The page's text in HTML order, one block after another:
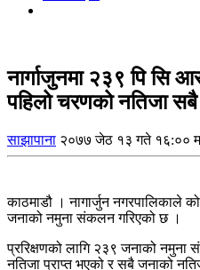
नार्गाजुनमा २३९ पि सि
पहिलो चरणको नतिजा
साझापाना २०७७ जेठ १३ गते १६:००
काठमाडौ । नागार्जुन नगरपालिकाले
जनाको नमुना संकलन गरिएको छ ।
प्ररिक्षणको लागि २३९ जनाको नमुना
नतिजा प्राप्त भएको र सबै जनाको